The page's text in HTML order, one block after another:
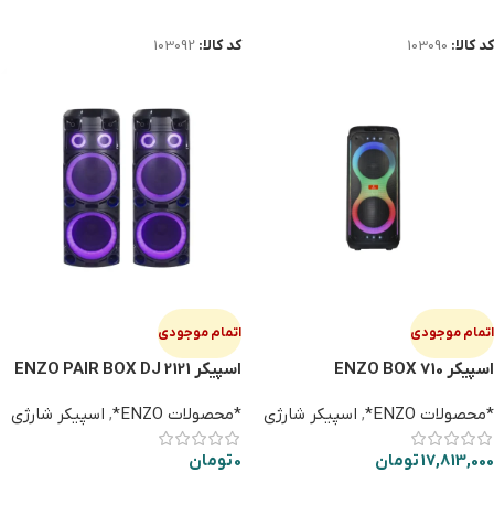
کد کالا: 103090
کد کالا: 103092
اتمام موجودی
اسپيكر ENZO BOX 710
*محصولات ENZO* , اسپیکر شارژی
17,813,000تومان
اتمام موجودی
اسپیکر ENZO PAIR BOX DJ 2121
*محصولات ENZO* , اسپیکر شارژی
0تومان